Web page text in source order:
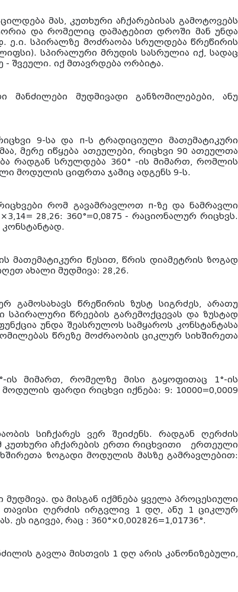
მას, კუთხური აჩქარებისას გამოტოვებს
და რომელიც დამატებით დროში მან უნდა
ე.ი. სპირალზე მოძრაობა სრულდება წრეწირის
სპირალური მრუდის სასრულია იქ, სადაც
- შვეული. იქ მთავრდება ორბიტა.
მუდმივადი განზომილებები, ანუ
9-სა და π-ს ტრადიციული მათემატიკური
მერე იწყება ათეულები, რიცხვი 90 ათეულთა
რადგან სრულდება 360° -ის მიმართ, რომლის
მოდულის ციფრთა ჯამიც ადგენს 9-ს.
რომ გავამრავლოთ π-ზე და ნამრავლი
28,26: 360°=0,0875 - რაციონალურ რიცხვს.
კონსტანტად.
მათემატიკური წესით, წრის დიამეტრის ზოგად
ახალი მუდმივა: 28,26.
გამოსახავს წრეწირის ზუსტ სიგრძეს, არათუ
წრეების გარემოქცევას და ზუსტად
უნდა შეასრულოს სამყაროს კონსტანტასა
წრეზე მოძრაობის ციკლურ სიხშირეთა
ის მიმართ, რომელზე მისი გაყოფითაც 1°-ის
ფარდი რიცხვი იქნება: 9: 10000=0,0009
სიჩქარეს ვერ შეიძენს. რადგან ღერძის
კუთხური აჩქარების ერთი რიცხვითი ერთეული
ზოგადი მოდულის მასზე გამრავლებით:
და მისგან იქმნება ყველა პროცესიული
თავისი ღერძის ირგვლივ 1 დღ, ანუ 1 ციკლურ
იგივეა, რაც : 360°×0,002826=1,01736°.
გავლა მისთვის 1 დღ არის კანონიზებული,